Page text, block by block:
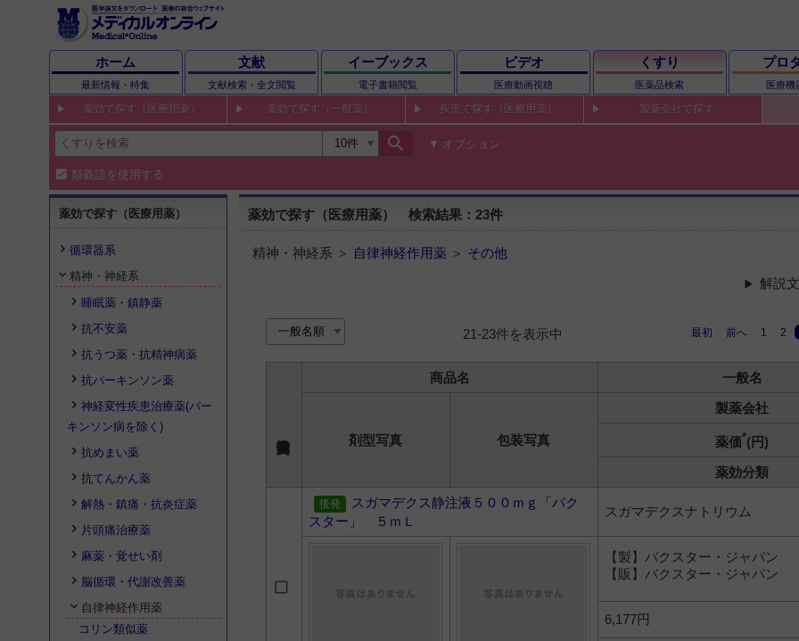
ホーム
最新情報・特集
文献
文献検索・全文閲覧
イーブックス
電子書籍閲覧
ビデオ
医療動画視聴
くすり
医薬品検索
プロ
医療機
薬効で探す（医療用薬） 薬効で探す（一般薬） 疾患で探す（医療用薬） 製薬会社で探す
search オプション
類義語を使用する
薬効で探す（医療用薬）
循環器系
精神・神経系
睡眠薬・鎮静薬
抗不安薬
抗うつ薬・抗精神病薬
抗パーキンソン薬
神経変性疾患治療薬(パー
キンソン病を除く)
抗めまい薬
抗てんかん薬
解熱・鎮痛・抗炎症薬
片頭痛治療薬
麻薬・覚せい剤
脳循環・代謝改善薬
自律神経作用薬
コリン類似薬
薬効で探す（医療用薬） 検索結果：23件
精神・神経系 ＞ 自律神経作用薬 ＞ その他
解説
21-23件を表示中 最初 前へ 1 2
商品名 一般名
剤型写真 包装写真
製薬会社
薬価*(円)
薬効分類
スガマデクス静注液５００ｍｇ「バク
スター」 ５ｍＬ
スガマデクスナトリウム
【製】バクスター・ジャパン
【販】バクスター・ジャパン
6,177円